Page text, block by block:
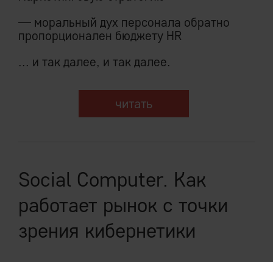
— моральный дух персонала обратно
пропорционален бюджету HR
... и так далее, и так далее.
читать
Social Computer. Как
работает рынок с точки
зрения кибернетики